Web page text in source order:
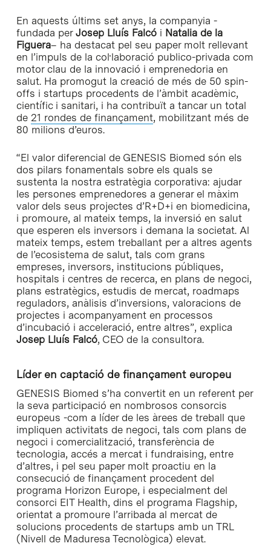
En aquests últims set anys, la companyia -
fundada per Josep Lluís Falcó i Natalia de la
Figuera– ha destacat pel seu paper molt rellevant
en l’impuls de la col·laboració publico-privada com
motor clau de la innovació i emprenedoria en
salut. Ha promogut la creació de més de 50 spin-
offs i startups procedents de l’àmbit acadèmic,
científic i sanitari, i ha contribuït a tancar un total
de 21 rondes de finançament, mobilitzant més de
80 milions d’euros.
“El valor diferencial de GENESIS Biomed són els
dos pilars fonamentals sobre els quals se
sustenta la nostra estratègia corporativa: ajudar
les persones emprenedores a generar el màxim
valor dels seus projectes d’R+D+i en biomedicina,
i promoure, al mateix temps, la inversió en salut
que esperen els inversors i demana la societat. Al
mateix temps, estem treballant per a altres agents
de l’ecosistema de salut, tals com grans
empreses, inversors, institucions públiques,
hospitals i centres de recerca, en plans de negoci,
plans estratègics, estudis de mercat, roadmaps
reguladors, anàlisis d’inversions, valoracions de
projectes i acompanyament en processos
d’incubació i acceleració, entre altres”, explica
Josep Lluís Falcó, CEO de la consultora.
Líder en captació de finançament europeu
GENESIS Biomed s’ha convertit en un referent per
la seva participació en nombrosos consorcis
europeus -com a líder de les àrees de treball que
impliquen activitats de negoci, tals com plans de
negoci i comercialització, transferència de
tecnologia, accés a mercat i fundraising, entre
d’altres, i pel seu paper molt proactiu en la
consecució de finançament procedent del
programa Horizon Europe, i especialment del
consorci EIT Health, dins el programa Flagship,
orientat a promoure l’arribada al mercat de
solucions procedents de startups amb un TRL
(Nivell de Maduresa Tecnològica) elevat.